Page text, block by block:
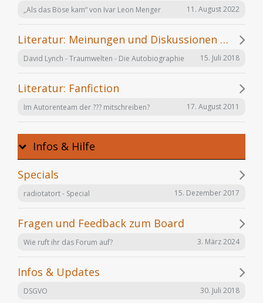
„Als das Böse kam“ von Ivar Leon Menger 11. August 2022
Literatur: Meinungen und Diskussionen zu einzelnen Büchern
David Lynch - Traumwelten - Die Autobiographie 15. Juli 2018
Literatur: Fanfiction
Im Autorenteam der ??? mitschreiben? 17. August 2011
Infos & Hilfe
Specials
radiotatort - Special 15. Dezember 2017
Fragen und Feedback zum Board
Wie ruft ihr das Forum auf? 3. März 2024
Infos & Updates
DSGVO 30. Juli 2018